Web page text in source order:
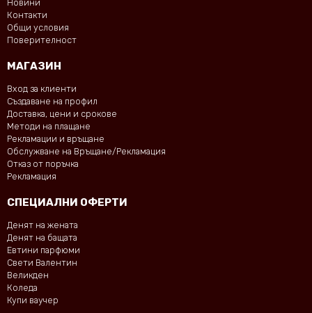
Новини
Контакти
Общи условия
Поверителност
МАГАЗИН
Вход за клиенти
Създаване на профил
Доставка, цени и срокове
Методи на плащане
Рекламации и връщане
Обслужване на Връщане/Рекламация
Отказ от поръчка
Рекламация
СПЕЦИАЛНИ ОФЕРТИ
Денят на жената
Денят на бащата
Евтини парфюми
Свети Валентин
Великден
Коледа
Купи ваучер